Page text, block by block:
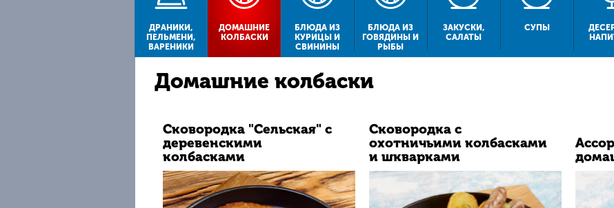
ДРАНИКИ,
ПЕЛЬМЕНИ,
ВАРЕНИКИ
ДОМАШНИЕ
КОЛБАСКИ
БЛЮДА ИЗ
КУРИЦЫ И
СВИНИНЫ
БЛЮДА ИЗ
ГОВЯДИНЫ И
РЫБЫ
ЗАКУСКИ,
САЛАТЫ
СУПЫ
Домашние колбаски
Сковородка "Сельская" с
деревенскими
колбасками
Сковородка с
охотничьими колбасками
и шкварками